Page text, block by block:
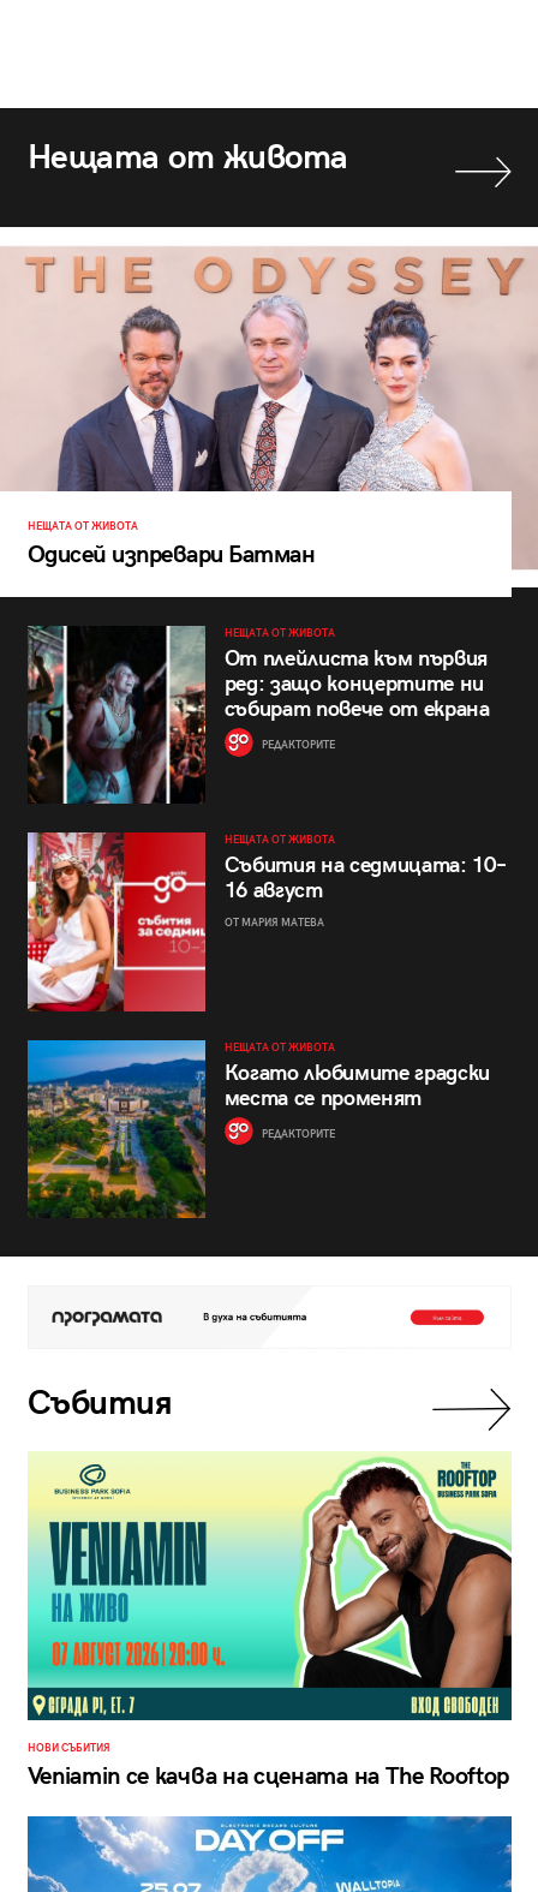
Нещата от живота
НЕЩАТА ОТ ЖИВОТА
Одисей изпревари Батман
НЕЩАТА ОТ ЖИВОТА
От плейлиста към първия
ред: защо концертите ни
събират повече от екрана
РЕДАКТОРИТЕ
НЕЩАТА ОТ ЖИВОТА
Събития на седмицата: 10–
16 август
ОТ МАРИЯ МАТЕВА
НЕЩАТА ОТ ЖИВОТА
Когато любимите градски
места се променят
РЕДАКТОРИТЕ
Събития
НОВИ СЪБИТИЯ
Veniamin се качва на сцената на The Rooftop